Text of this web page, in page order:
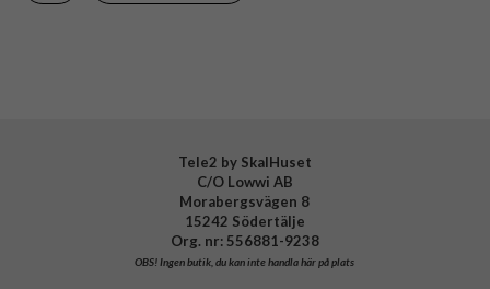
Tele2 by SkalHuset
C/O Lowwi AB
Morabergsvägen 8
15242 Södertälje
Org. nr: 556881-9238
OBS!Ingen butik, du kan inte handla här på plats